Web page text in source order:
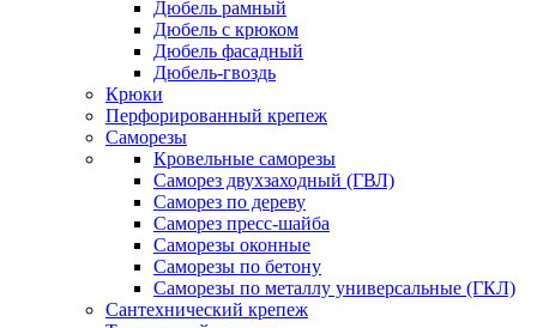
Дюбель рамный
Дюбель с крюком
Дюбель фасадный
Дюбель-гвоздь
Крюки
Перфорированный крепеж
Саморезы
Кровельные саморезы
Саморез двухзаходный (ГВЛ)
Саморез по дереву
Саморез пресс-шайба
Саморезы оконные
Саморезы по бетону
Саморезы по металлу универсальные (ГКЛ)
Сантехнический крепеж